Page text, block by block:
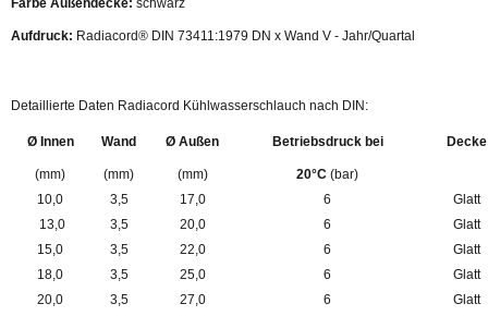
Farbe Außendecke: schwarz
Aufdruck: Radiacord® DIN 73411:1979 DN x Wand V - Jahr/Quartal
Detaillierte Daten Radiacord Kühlwasserschlauch nach DIN:
Ø Innen
(mm)
Wand
(mm)
Ø Außen
(mm)
Betriebsdruck bei
20°C (bar)
Decke
10,0 3,5 17,0 6
Glatt
13,0
3,5 20,0 6
Glatt
15,0
3,5 22,0 6
Glatt
18,0
3,5 25,0 6
Glatt
20,0
3,5 27,0 6
Glatt